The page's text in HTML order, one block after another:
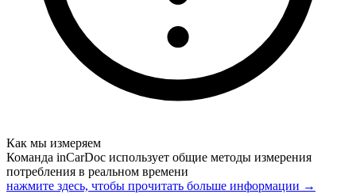
Как мы измеряем
Команда inCarDoc использует общие методы измерения
потребления в реальном времени
нажмите здесь, чтобы прочитать больше информации →